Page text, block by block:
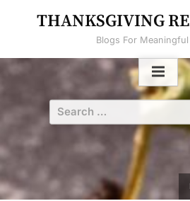
THANKSGIVING
Blogs For Meaningful
Search
for: